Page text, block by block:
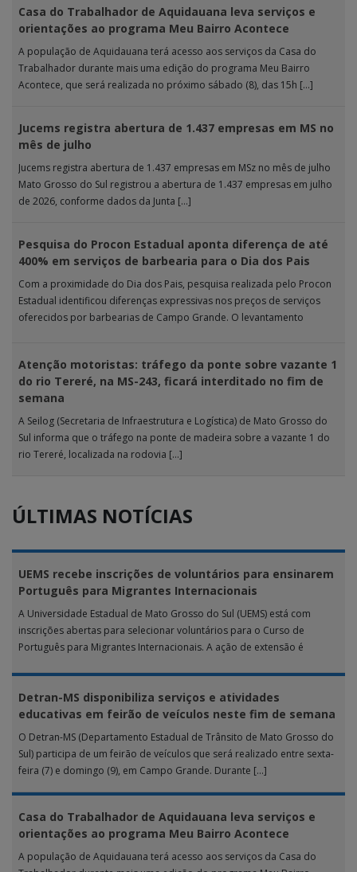
Casa do Trabalhador de Aquidauana leva serviços e
orientações ao programa Meu Bairro Acontece
A população de Aquidauana terá acesso aos serviços da Casa do
Trabalhador durante mais uma edição do programa Meu Bairro
Acontece, que será realizada no próximo sábado (8), das 15h […]
Jucems registra abertura de 1.437 empresas em MS no
mês de julho
Jucems registra abertura de 1.437 empresas em MSz no mês de julho
Mato Grosso do Sul registrou a abertura de 1.437 empresas em julho
de 2026, conforme dados da Junta […]
Pesquisa do Procon Estadual aponta diferença de até
400% em serviços de barbearia para o Dia dos Pais
Com a proximidade do Dia dos Pais, pesquisa realizada pelo Procon
Estadual identificou diferenças expressivas nos preços de serviços
oferecidos por barbearias de Campo Grande. O levantamento
Atenção motoristas: tráfego da ponte sobre vazante 1
do rio Tereré, na MS-243, ficará interditado no fim de
semana
A Seilog (Secretaria de Infraestrutura e Logística) de Mato Grosso do
Sul informa que o tráfego na ponte de madeira sobre a vazante 1 do
rio Tereré, localizada na rodovia […]
ÚLTIMAS NOTÍCIAS
UEMS recebe inscrições de voluntários para ensinarem
Português para Migrantes Internacionais
A Universidade Estadual de Mato Grosso do Sul (UEMS) está com
inscrições abertas para selecionar voluntários para o Curso de
Português para Migrantes Internacionais. A ação de extensão é
Detran-MS disponibiliza serviços e atividades
educativas em feirão de veículos neste fim de semana
O Detran-MS (Departamento Estadual de Trânsito de Mato Grosso do
Sul) participa de um feirão de veículos que será realizado entre sexta-
feira (7) e domingo (9), em Campo Grande. Durante […]
Casa do Trabalhador de Aquidauana leva serviços e
orientações ao programa Meu Bairro Acontece
A população de Aquidauana terá acesso aos serviços da Casa do